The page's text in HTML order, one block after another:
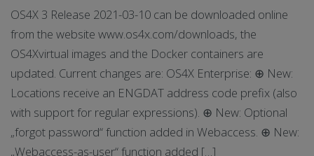
OS4X 3 Release 2021-03-10 can be downloaded online
from the website www.os4x.com/downloads, the
OS4Xvirtual images and the Docker containers are
updated. Current changes are: OS4X Enterprise: ⊕ New:
Locations receive an ENGDAT address code prefix (also
with support for regular expressions). ⊕ New: Optional
„forgot password“ function added in Webaccess. ⊕ New:
„Webaccess-as-user“ function added […]